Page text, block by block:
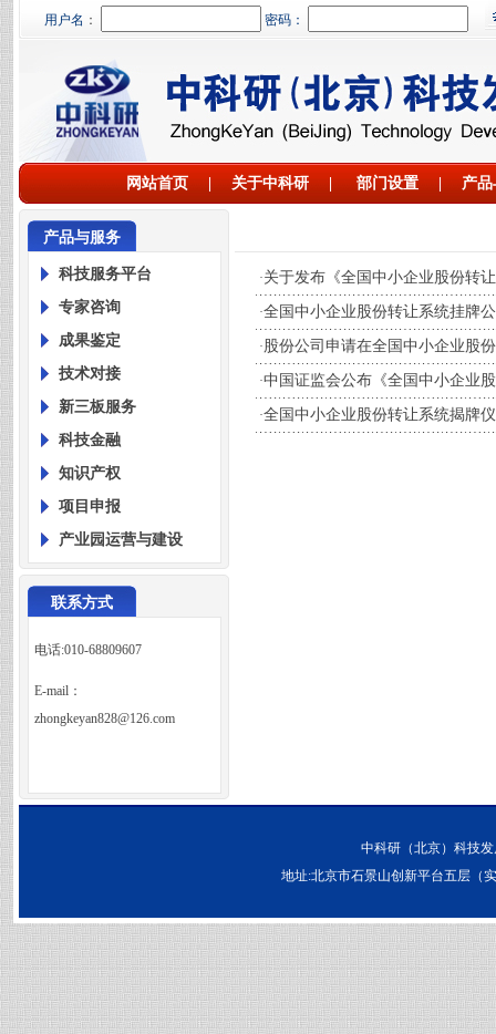
用户名 ： 密码：
网站首页 关于中科研 部门设置 产
产品与服务
科技服务平台
专家咨询
成果鉴定
技术对接
新三板服务
科技金融
知识产权
项目申报
产业园运营与建设
联系方式
电话:010-68809607
E-mail：
zhongkeyan828@126.com
·关于发布《全国中小企业股份转
·全国中小企业股份转让系统挂牌
·股份公司申请在全国中小企业股
·中国证监会公布《全国中小企业
·全国中小企业股份转让系统揭牌
中科研（北京）科技
地址:北京市石景山创新平台五层（